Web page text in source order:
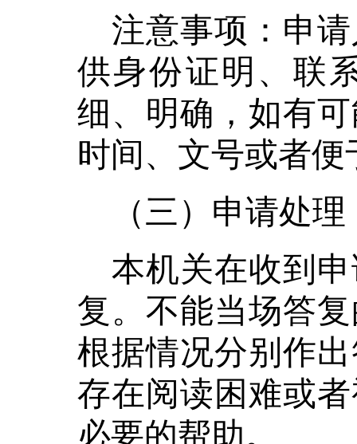
注意事项：申
供身份证明、联
细、明确，如有
时间、文号或者
（三）申请处理
本机关在收到
复。不能当场答
根据情况分别作
存在阅读困难或
必要的帮助。